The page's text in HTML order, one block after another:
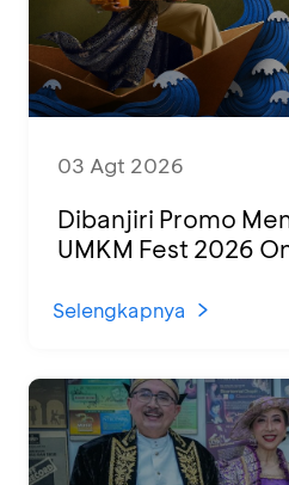
03 Agt 2026
Dibanjiri Promo
UMKM Fest 2026
Selengkapnya